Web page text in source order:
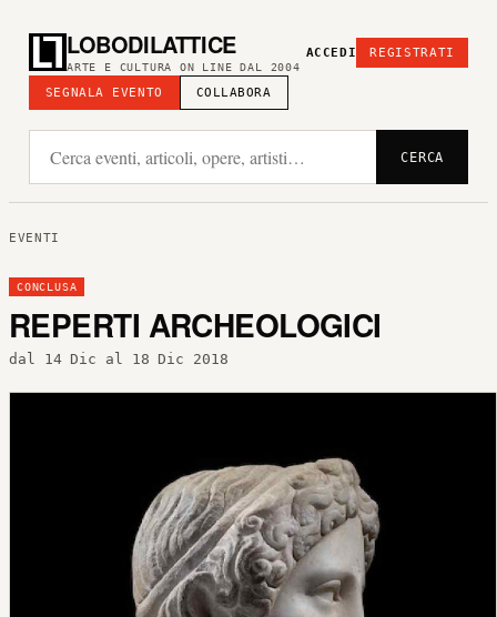
LOBODILATTICE
ARTE E CULTURA ON LINE DAL 2004
SEGNALA EVENTO COLLABORA
ACCEDI REGISTRATI
CERCA
EVENTI
CONCLUSA
REPERTI ARCHEOLOGICI
dal 14 Dic al 18 Dic 2018